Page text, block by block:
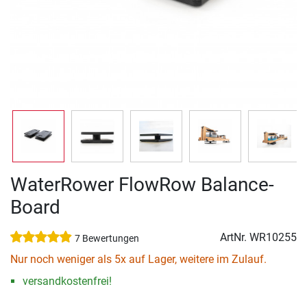
WaterRower FlowRow Balance-
Board
7 Bewertungen ArtNr. WR10255
Nur noch weniger als 5x auf Lager, weitere im Zulauf.
versandkostenfrei!